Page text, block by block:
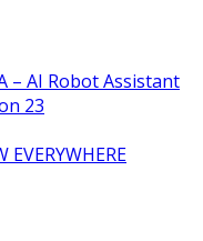
– AI Robot Assistant
23
EVERYWHERE